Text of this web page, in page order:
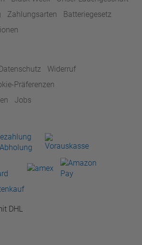
Zahlungsarten
Batteriegesetz
Widerruf
Präferenzen
Jobs
DHL